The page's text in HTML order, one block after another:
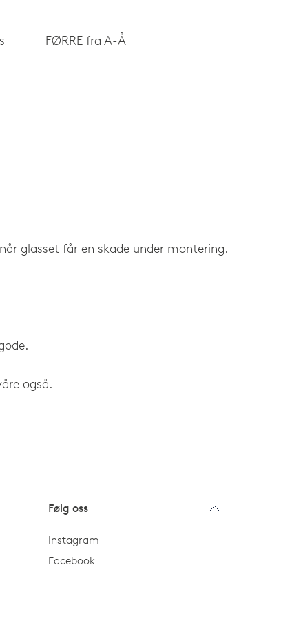
FØRRE fra A-Å
glasset får en skade under montering.
også.
Følg oss
Instagram
Facebook